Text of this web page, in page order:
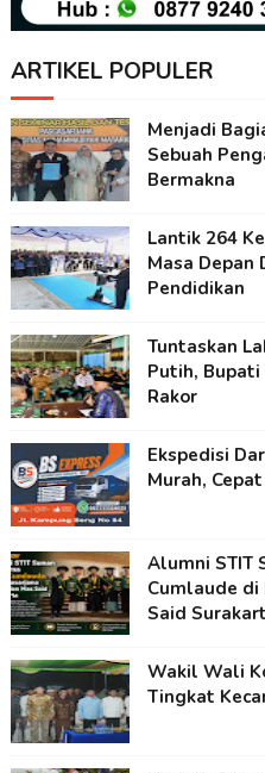
ARTIKEL POPULER
Menjadi
Sebuah
Bermakna
Lantik 264
Masa Depan
Pendidikan
Tuntaskan
Putih,
Rakor
Ekspedisi
Murah,
Alumni STIT
Cumlaude di
Said
Wakil Wali
Tingkat